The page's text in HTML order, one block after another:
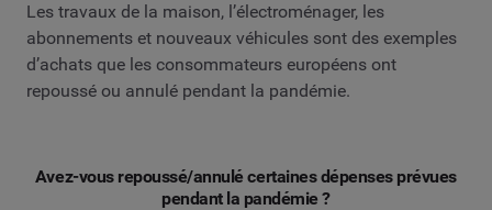
Les travaux de la maison, l’électroménager, les
abonnements et nouveaux véhicules sont des exemples
d’achats que les consommateurs européens ont
repoussé ou annulé pendant la pandémie.
Avez-vous repoussé/annulé certaines dépenses prévues
pendant la pandémie ?